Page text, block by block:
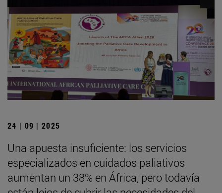
24 | 09 | 2025
Una apuesta insuficiente: los servicios
especializados en cuidados paliativos
aumentan un 38% en África, pero todavía